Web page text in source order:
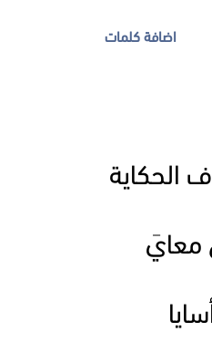
اضافة كلمات
الحكاية
معايَ